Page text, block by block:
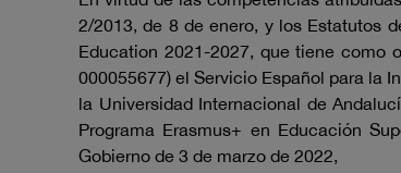
2/2013, de 8 de enero, y los Estatutos
Education 2021-2027, que tiene como
000055677) el Servicio Español para la
la Universidad Internacional de
Programa Erasmus+ en Educación
Gobierno de 3 de marzo de 2022,